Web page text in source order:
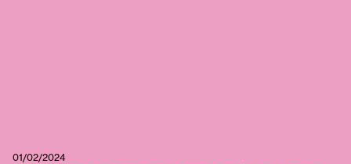
01/02/2024